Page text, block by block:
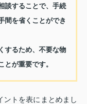
談することで、手続
間を省くことができ
するため、不要な物
が重要です。
ントを表にまとめまし